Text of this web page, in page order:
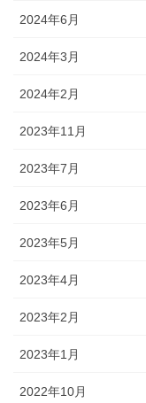
2024年6月
2024年3月
2024年2月
2023年11月
2023年7月
2023年6月
2023年5月
2023年4月
2023年2月
2023年1月
2022年10月